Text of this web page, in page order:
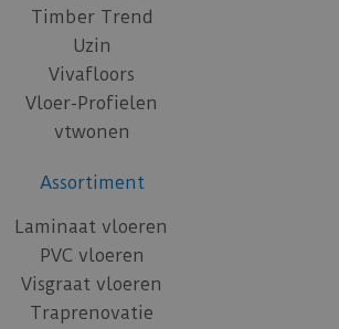
Timber Trend
Uzin
Vivafloors
Vloer-Profielen
vtwonen
Assortiment
Laminaat vloeren
PVC vloeren
Visgraat vloeren
Traprenovatie